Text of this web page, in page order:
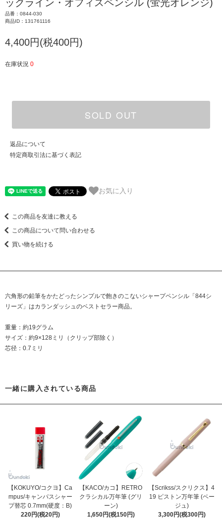
ックライン・オフィスペンシル (蛍光オレンジ)
品番：0844-030
商品ID：131761116
4,400円(税400円)
在庫状況 0
SOLD OUT
返品について
特定商取引法に基づく表記
お気に入り
この商品を友達に教える
この商品について問い合わせる
買い物を続ける
六角形の鉛筆をかたどったシンプルで飽きのこないシャープペンシル「844シ
リーズ」はカランダッシュのベストセラー商品。
重量：約19グラム
サイズ：約9×128ミリ（クリップ部除く）
芯径：0.7ミリ
一緒に購入されている商品
【KOKUYO/コクヨ】Ca
mpus/キャンパスシャー
プ替芯 0.7mm(硬度：B)
220円(税20円)
【KACO/カコ】RETRO
クラシカル万年筆 (グリ
ーン)
1,650円(税150円)
【Scrikss/スクリクス】4
19 ピストン万年筆 (ベー
ジュ)
3,300円(税300円)